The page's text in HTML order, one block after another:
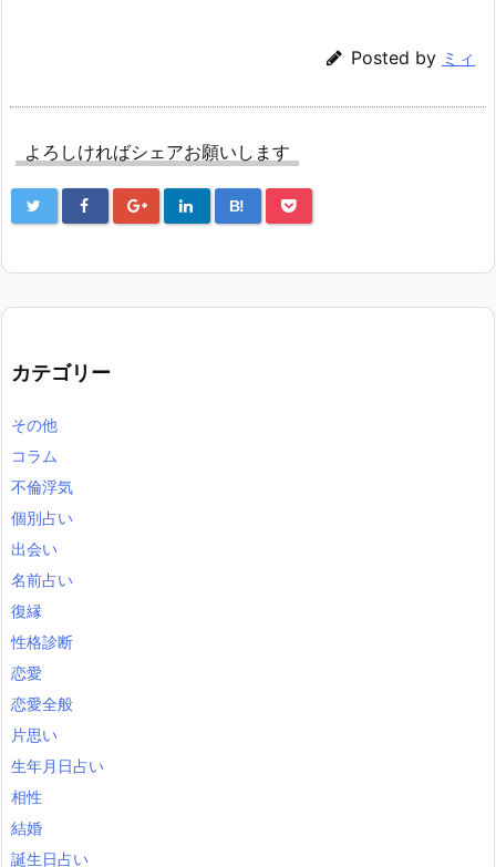
Posted by ミィ
よろしければシェアお願いします
B!
カテゴリー
その他
コラム
不倫浮気
個別占い
出会い
名前占い
復縁
性格診断
恋愛
恋愛全般
片思い
生年月日占い
相性
結婚
誕生日占い